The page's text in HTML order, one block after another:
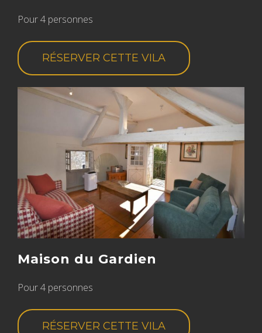
Pour 4 personnes
RÉSERVER CETTE VILA
Maison du Gardien
Pour 4 personnes
RÉSERVER CETTE VILA